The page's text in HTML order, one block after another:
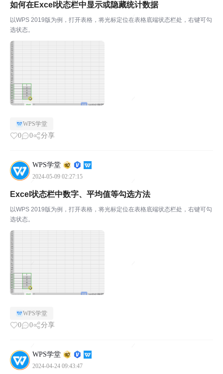
如何在Excel状态栏中显示或隐藏统计数据
以WPS 2019版为例，打开表格，将光标定位在表格底端状态栏处，右键可勾
选状态。
WPS学堂
0 0 分享
WPS学堂
2024-05-09 02:27:15
Excel状态栏中数字、平均值等勾选方法
以WPS 2019版为例，打开表格，将光标定位在表格底端状态栏处，右键可勾
选状态。
WPS学堂
0 0 分享
WPS学堂
2024-04-24 09:43:47